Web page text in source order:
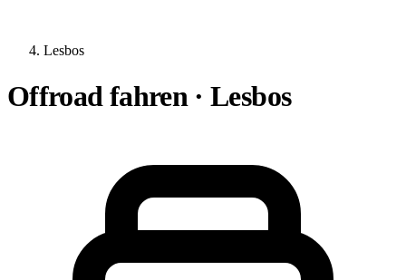
Lesbos
Offroad fahren · Lesbos